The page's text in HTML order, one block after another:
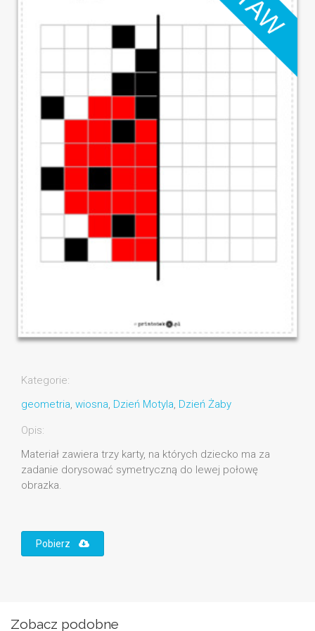
Kategorie:
geometria, wiosna, Dzień Motyla, Dzień Żaby
Opis:
Materiał zawiera trzy karty, na których dziecko ma za
zadanie dorysować symetryczną do lewej połowę
obrazka.
Pobierz
Zobacz podobne